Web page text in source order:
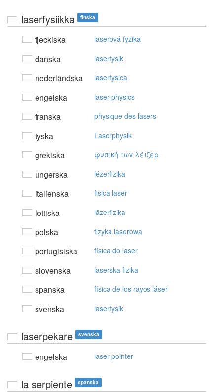
laserfysiikka finska
tjeckiska laserová fyzika
danska laserfysik
nederländska laserfysica
engelska laser physics
franska physique des lasers
tyska Laserphysik
grekiska φυσική τωv λέιζερ
ungerska lézerfizika
italienska fisica laser
lettiska lāzerfizika
polska fizyka laserowa
portugisiska física do laser
slovenska laserska fizika
spanska física de los rayos láser
svenska laserfysik
laserpekare svenska
engelska laser pointer
la serpiente spanska